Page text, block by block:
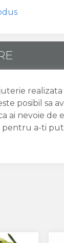
posibil sa
ai nevoie de
a-ti